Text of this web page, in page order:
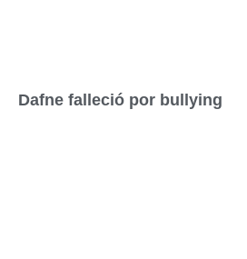
Dafne falleció por bullying